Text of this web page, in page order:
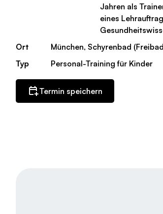
Jahren als
eines
Ort
München, Schyrenbad
Typ
Personal-Training für Kinder
Termin speichern